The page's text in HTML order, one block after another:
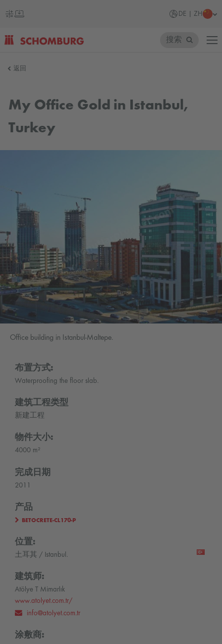
DE | ZH
国
搜索
返回
My Office Gold in Istanbul,
Turkey
Office building in Istanbul-Maltepe.
布置方式:
Waterproofing the floor slab.
建筑工程类型
新建工程
物件大小:
4000 m²
完成日期
2011
产品
BETOCRETE-CL170-P
位置:
土耳其 / Istanbul.
建筑师:
Atölye T Mimarlık
www.atolyet.com.tr/
info@atolyet.com.tr
涂敷商: